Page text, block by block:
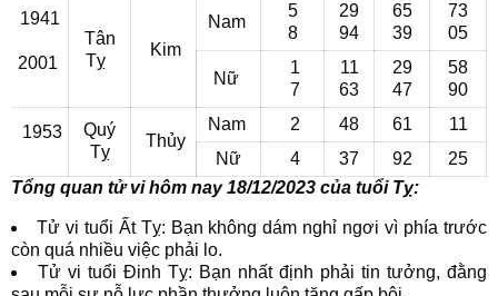
1941
2001
Tân
Tỵ
Kim
Nam
5
8
29
94
65
39
73
05
Nữ
1
7
11
63
29
47
58
90
1953
Quý
Tỵ
Thủy
Nam 2 48 61
11
Nữ
4 37 92
25
Tổng quan tử vi hôm nay 18/12/2023 của tuổi Tỵ:
Tử vi tuổi Ất Tỵ: Bạn không dám nghỉ ngơi vì phía trước
còn quá nhiều việc phải lo.
Tử vi tuổi Đinh Tỵ: Bạn nhất định phải tin tưởng, đằng